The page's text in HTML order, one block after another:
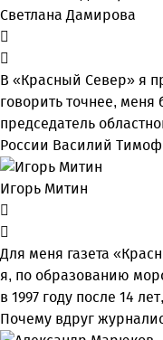
Светлана Дамирова
В «Красный Север» я
говорить точнее,
председатель
России Василий
Игорь Митин
Для меня газета
я, по образованию
в 1997 году после 14
Почему вдруг